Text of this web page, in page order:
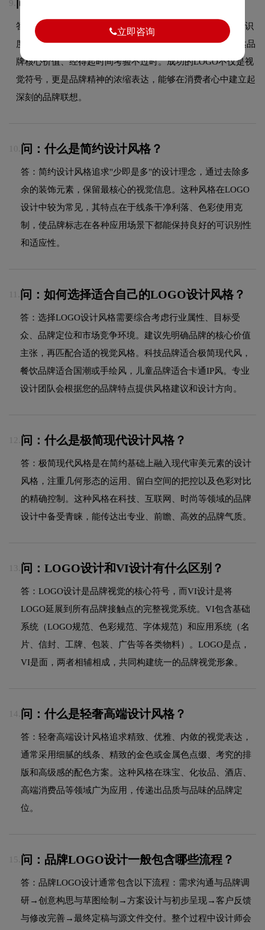
9. 问：一个好的LOGO应该具备哪些特点？
答：一个好的LOGO应具备以下特点：简洁易记、独特有辨识
度、适应性强（在不同尺寸和场景下都能清晰呈现）、传达品
牌核心价值、经得起时间考验不过时。成功的LOGO不仅是视
觉符号，更是品牌精神的浓缩表达，能够在消费者心中建立起
深刻的品牌联想。
10. 问：什么是简约设计风格？
答：简约设计风格追求"少即是多"的设计理念，通过去除多
余的装饰元素，保留最核心的视觉信息。这种风格在LOGO
设计中较为常见，其特点在于线条干净利落、色彩使用克
制，使品牌标志在各种应用场景下都能保持良好的可识别性
和适应性。
问：如何选择适合自己的LOGO设计风格？
答：选择LOGO设计风格需要综合考虑行业属性、目标受
众、品牌定位和市场竞争环境。建议先明确品牌的核心价值
主张，再匹配合适的视觉风格。科技品牌适合极简现代风，
餐饮品牌适合国潮或手绘风，儿童品牌适合卡通IP风。专业
设计团队会根据您的品牌特点提供风格建议和设计方向。
12. 问：什么是极简现代设计风格？
答：极简现代风格是在简约基础上融入现代审美元素的设计
风格，注重几何形态的运用、留白空间的把控以及色彩对比
的精确控制。这种风格在科技、互联网、时尚等领域的品牌
设计中备受青睐，能传达出专业、前瞻、高效的品牌气质。
13. 问：LOGO设计和VI设计有什么区别？
答：LOGO设计是品牌视觉的核心符号，而VI设计是将
LOGO延展到所有品牌接触点的完整视觉系统。VI包含基础
系统（LOGO规范、色彩规范、字体规范）和应用系统（名
片、信封、工牌、包装、广告等各类物料）。LOGO是点，
VI是面，两者相辅相成，共同构建统一的品牌视觉形象。
14. 问：什么是轻奢高端设计风格？
答：轻奢高端设计风格追求精致、优雅、内敛的视觉表达，
通常采用细腻的线条、精致的金色或金属色点缀、考究的排
版和高级感的配色方案。这种风格在珠宝、化妆品、酒店、
高端消费品等领域广为应用，传递出品质与品味的品牌定
位。
15. 问：品牌LOGO设计一般包含哪些流程？
答：品牌LOGO设计通常包含以下流程：需求沟通与品牌调
研→创意构思与草图绘制→方案设计与初步呈现→客户反馈
与修改完善→最终定稿与源文件交付。整个过程中设计师会
立即咨询